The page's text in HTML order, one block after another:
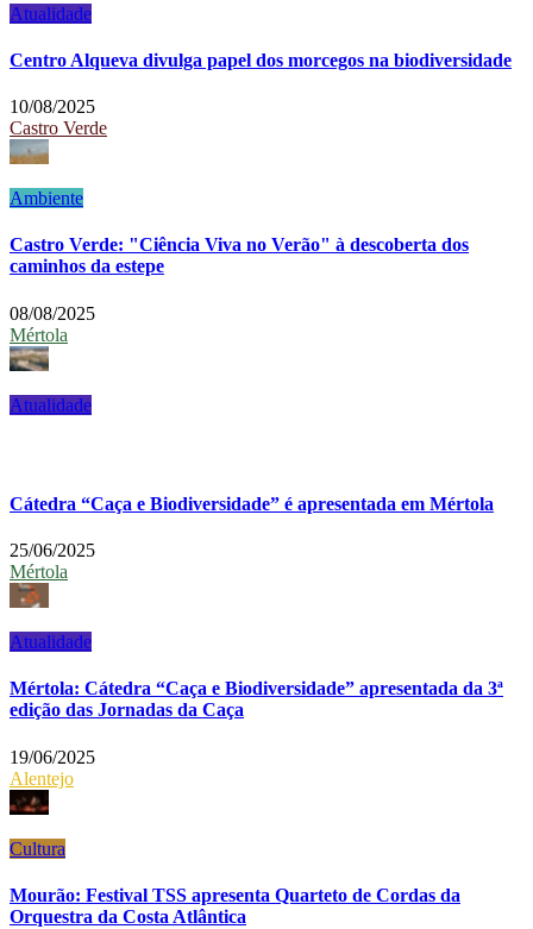
Atualidade
Centro Alqueva divulga papel dos morcegos na biodiversidade
10/08/2025
Castro Verde
Ambiente
Castro Verde: "Ciência Viva no Verão" à descoberta dos
caminhos da estepe
08/08/2025
Mértola
Atualidade
Cátedra “Caça e Biodiversidade” é apresentada em Mértola
25/06/2025
Mértola
Atualidade
Mértola: Cátedra “Caça e Biodiversidade” apresentada da 3ª
edição das Jornadas da Caça
19/06/2025
Alentejo
Cultura
Mourão: Festival TSS apresenta Quarteto de Cordas da
Orquestra da Costa Atlântica